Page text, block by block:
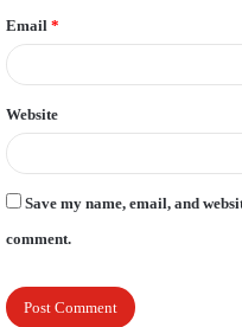
Email *
Website
Save my name, email, and
comment.